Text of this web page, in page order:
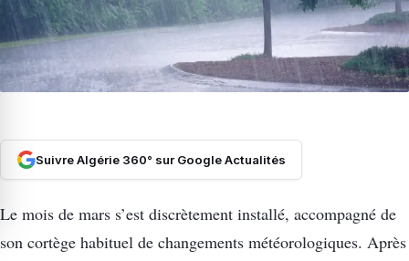
Suivre Algérie 360° sur Google Actualités
Le mois de mars s’est discrètement installé, accompagné de
son cortège habituel de changements météorologiques. Après